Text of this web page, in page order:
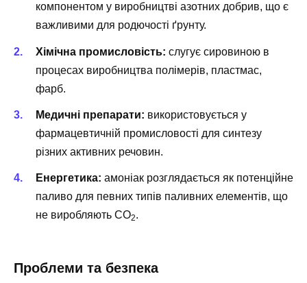
компонентом у виробництві азотних добрив, що є
важливими для родючості ґрунту.
Хімічна промисловість: слугує сировиною в
процесах виробництва полімерів, пластмас,
фарб.
Медичні препарати: використовується у
фармацевтичній промисловості для синтезу
різних активних речовин.
Енергетика: амоніак розглядається як потенційне
паливо для певних типів паливних елементів, що
не виробляють СО2.
Проблеми та безпека